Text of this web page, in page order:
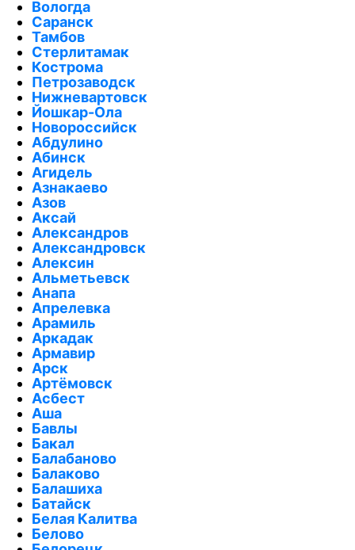
Вологда
Саранск
Тамбов
Стерлитамак
Кострома
Петрозаводск
Нижневартовск
Йошкар-Ола
Новороссийск
Абдулино
Абинск
Агидель
Азнакаево
Азов
Аксай
Александров
Александровск
Алексин
Альметьевск
Анапа
Апрелевка
Арамиль
Аркадак
Армавир
Арск
Артёмовск
Асбест
Аша
Бавлы
Бакал
Балабаново
Балаково
Балашиха
Батайск
Белая Калитва
Белово